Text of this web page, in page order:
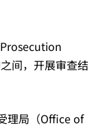
间，开展审查结
理局（Office of